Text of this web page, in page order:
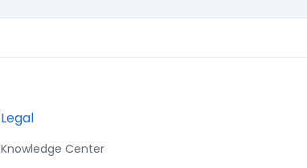
Legal
Knowledge Center